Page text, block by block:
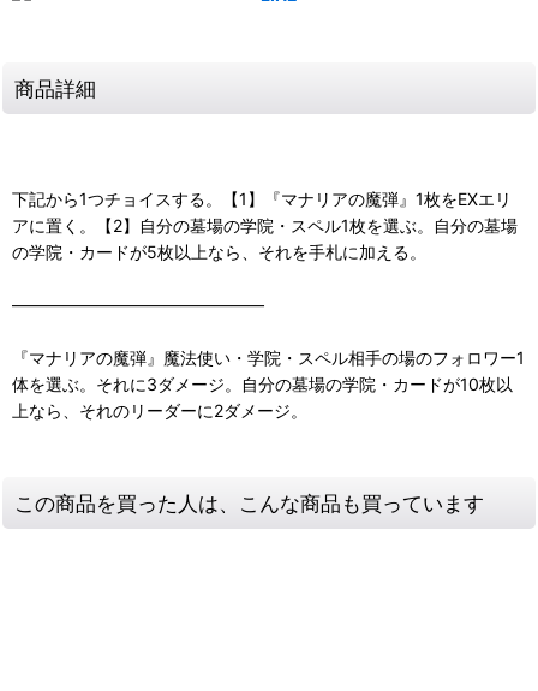
商品詳細
下記から1つチョイスする。【1】『マナリアの魔弾』1枚をEXエリ
アに置く。【2】自分の墓場の学院・スペル1枚を選ぶ。自分の墓場
の学院・カードが5枚以上なら、それを手札に加える。
―――――――――――――――
『マナリアの魔弾』魔法使い・学院・スペル相手の場のフォロワー1
体を選ぶ。それに3ダメージ。自分の墓場の学院・カードが10枚以
上なら、それのリーダーに2ダメージ。
この商品を買った人は、こんな商品も買っています